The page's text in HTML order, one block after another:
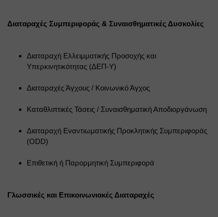
Διαταραχές Συμπεριφοράς & Συναισθηματικές Δυσκολίες
Διαταραχή Ελλειμματικής Προσοχής και
Υπερκινητικότητας (ΔΕΠ-Υ)
Διαταραχές Άγχους / Κοινωνικό Άγχος
Καταθλιπτικές Τάσεις / Συναισθηματική Αποδιοργάνωση
Διαταραχή Εναντιωματικής Προκλητικής Συμπεριφοράς
(ODD)
Επιθετική ή Παρορμητική Συμπεριφορά
Γλωσσικές και Επικοινωνιακές Διαταραχές